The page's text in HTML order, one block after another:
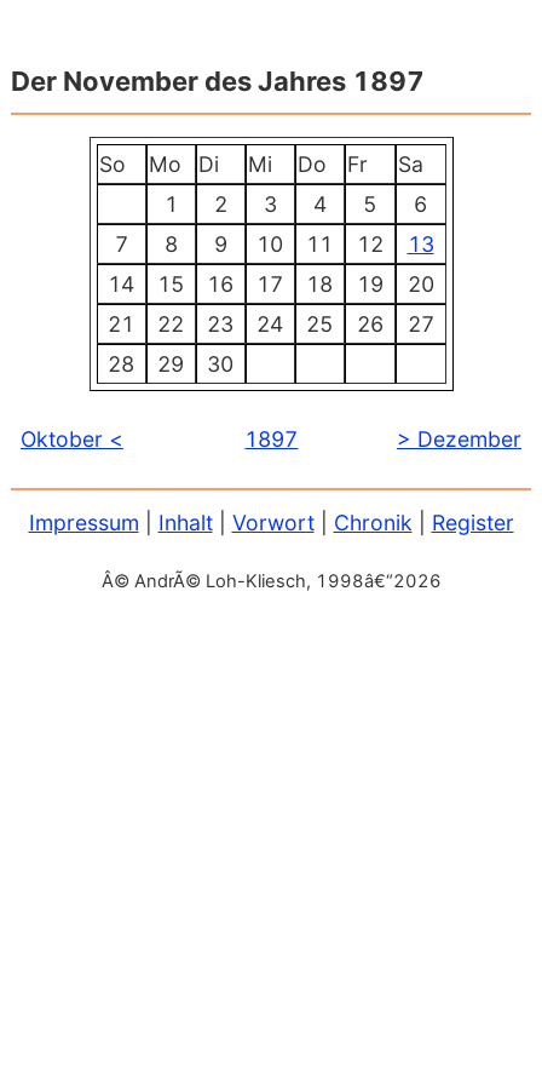
Der November des Jahres 1897
So Mo Di Mi Do Fr
Sa
1
2 3 4 5
6
7
8 9 10 11 12
13
14
15 16 17 18 19
20
21
22 23 24 25 26
27
28
29 30
Oktober < 1897 > Dezember
Impressum Inhalt| Vorwort| Chronik Register